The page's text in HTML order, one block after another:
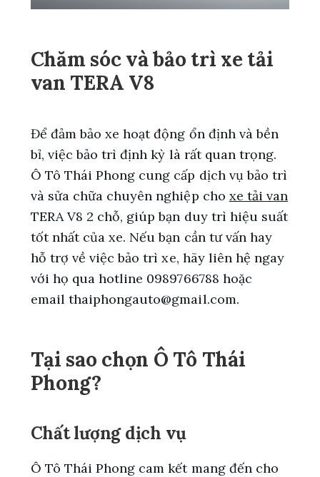
Chăm sóc và bảo trì xe tải
van TERA V8
Để đảm bảo xe hoạt động ổn định và bền
bỉ, việc bảo trì định kỳ là rất quan trọng.
Ô Tô Thái Phong cung cấp dịch vụ bảo trì
và sửa chữa chuyên nghiệp cho xe tải van
TERA V8 2 chỗ, giúp bạn duy trì hiệu suất
tốt nhất của xe. Nếu bạn cần tư vấn hay
hỗ trợ về việc bảo trì xe, hãy liên hệ ngay
với họ qua hotline 0989766788 hoặc
email thaiphongauto@gmail.com.
Tại sao chọn Ô Tô Thái
Phong?
Chất lượng dịch vụ
Ô Tô Thái Phong cam kết mang đến cho